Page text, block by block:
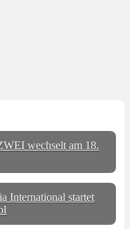
wechselt am 18.
International startet